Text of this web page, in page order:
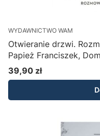
WYDAWNICTWO WAM
Otwieranie drzwi.
Papież Franciszek,
Cena
39,90 zł